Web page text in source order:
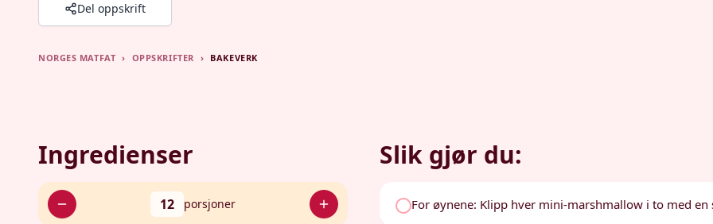
Del oppskrift
NORGES MATFAT › OPPSKRIFTER › BAKEVERK
Ingredienser
12 porsjoner
Slik gjør du:
For øynene: Klipp hver mini-marshmallow i to med en